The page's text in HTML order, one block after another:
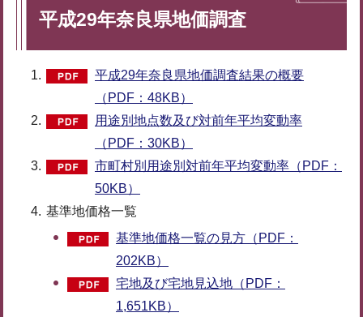
平成29年奈良県地価調査
平成29年奈良県地価調査結果の概要
（PDF：48KB）
用途別地点数及び対前年平均変動率
（PDF：30KB）
市町村別用途別対前年平均変動率（PDF：
50KB）
基準地価格一覧
基準地価格一覧の見方（PDF：
202KB）
宅地及び宅地見込地（PDF：
1,651KB）